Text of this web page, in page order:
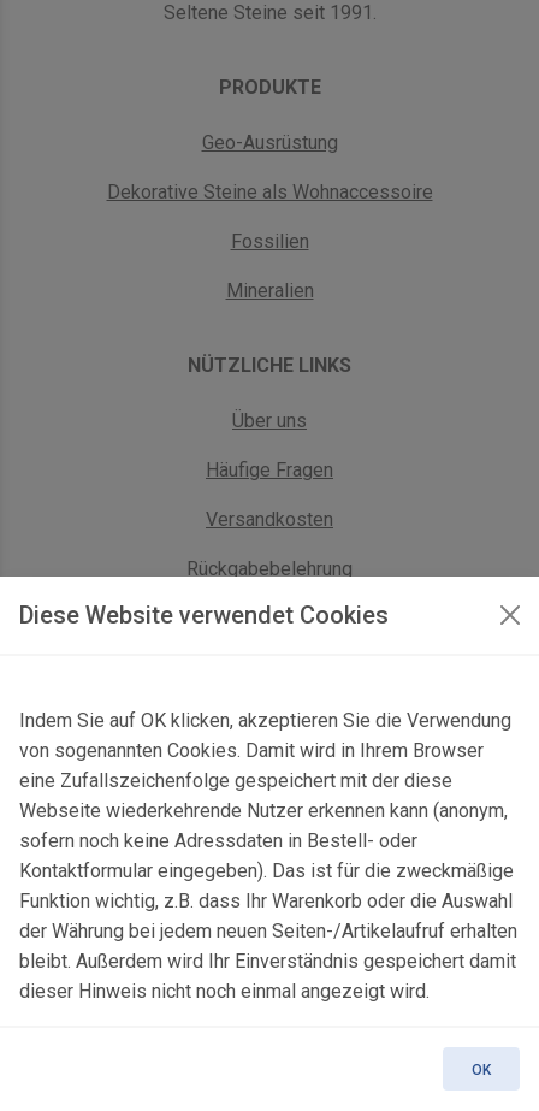
Diese Website verwendet Cookies
Indem Sie auf OK klicken, akzeptieren Sie die Verwendung
von sogenannten Cookies. Damit wird in Ihrem Browser
eine Zufallszeichenfolge gespeichert mit der diese
Webseite wiederkehrende Nutzer erkennen kann (anonym,
sofern noch keine Adressdaten in Bestell- oder
Kontaktformular eingegeben). Das ist für die zweckmäßige
Funktion wichtig, z.B. dass Ihr Warenkorb oder die Auswahl
der Währung bei jedem neuen Seiten-/Artikelaufruf erhalten
bleibt. Außerdem wird Ihr Einverständnis gespeichert damit
dieser Hinweis nicht noch einmal angezeigt wird.
OK
Seltene Steine seit 1991.
PRODUKTE
Geo-Ausrüstung
Dekorative Steine als Wohnaccessoire
Fossilien
Mineralien
NÜTZLICHE LINKS
Über uns
Häufige Fragen
Versandkosten
Rückgabebelehrung
AGB Geschäftskunden
Kontaktformular & Anfahrt
Gersbach 10, 74589 Satteldorf, Deutschland
mail@topgeo.com
+49 7950 1345